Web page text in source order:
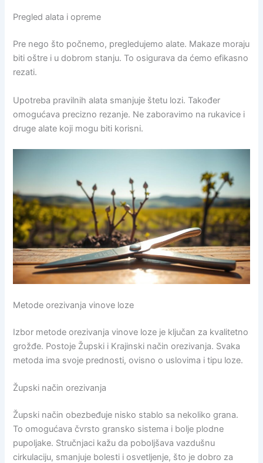
Pregled alata i opreme
Pre nego što počnemo, pregledujemo alate. Makaze moraju
biti oštre i u dobrom stanju. To osigurava da ćemo efikasno
rezati.
Upotreba pravilnih alata smanjuje štetu lozi. Također
omogućava precizno rezanje. Ne zaboravimo na rukavice i
druge alate koji mogu biti korisni.
Metode orezivanja vinove loze
Izbor metode orezivanja vinove loze je ključan za kvalitetno
grožđe. Postoje Župski i Krajinski način orezivanja. Svaka
metoda ima svoje prednosti, ovisno o uslovima i tipu loze.
Župski način orezivanja
Župski način obezbeđuje nisko stablo sa nekoliko grana.
To omogućava čvrsto gransko sistema i bolje plodne
pupoljake. Stručnjaci kažu da poboljšava vazdušnu
cirkulaciju, smanjuje bolesti i osvetljenje, što je dobro za